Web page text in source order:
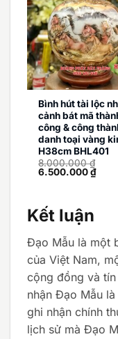
Bình hút tài lộc
cảnh bát mã
công & công
danh toại vàng
H38cm BHL401
8.000.000₫
Giá
6.500.000₫Giá
Kết luận
Đạo Mẫu là một
của Việt Nam,
cộng đồng và
nhận Đạo Mẫu
ghi nhận chính
lịch sử mà Đạo